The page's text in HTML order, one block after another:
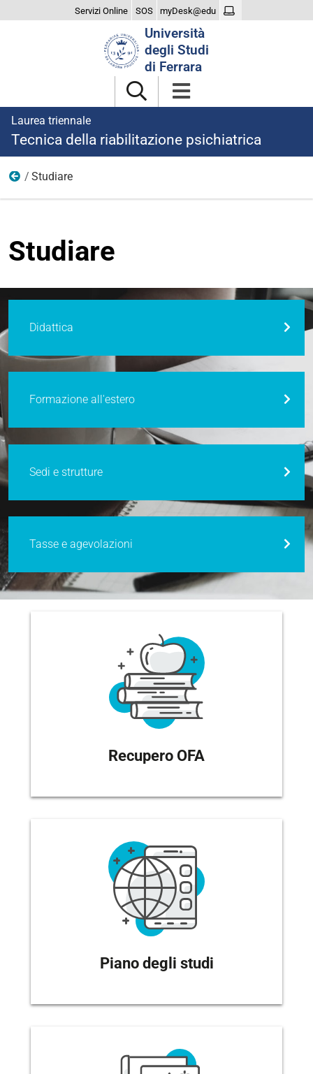
Servizi Online SOS myDesk@edu
Università
degli Studi
di Ferrara
Laurea triennale
Tecnica della riabilitazione psichiatrica
Home
Studiare
Studiare
Didattica
Formazione all'estero
Sedi e strutture
Tasse e agevolazioni
Recupero OFA
Piano degli studi